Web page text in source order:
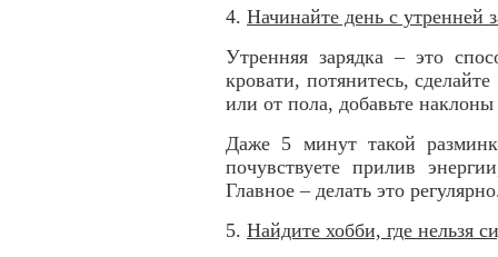
4. Начинайте день с утренней
Утренняя зарядка – это
кровати, потянитесь,
или от пола, добавьте
Даже 5 минут такой
почувствуете прилив
Главное – делать это
5. Найдите хобби, где нельзя